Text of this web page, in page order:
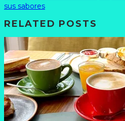
sus sabores
RELATED POSTS